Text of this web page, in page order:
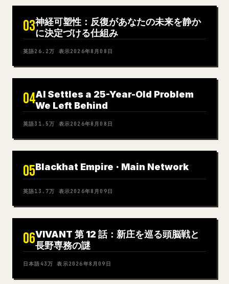
03神経可塑性：反復があなたの未来を静か
に決定づける仕組み
英語26.2万 表示2026年8月08日
04AI Settles a 25-Year-Old Problem
We Left Behind
英語31.5万 表示2026年8月08日
05Blackhat Empire · Main Network
英語13.7万 表示2026年8月09日
06VIVANT 第 12 話：新庄を巡る頭脳戦と
長野専務の謎
日本語43万 表示2026年8月09日